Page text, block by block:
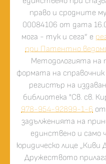
право и сродните
00084106 от дата
мога - тук и сега” е
при Патентно
Методологията на
формата на
регистър на
библиотека "Св. св.
978-954-92899-1-6 от
задълженията на
единствено и само
юридическо лице „Киви
Дружеството